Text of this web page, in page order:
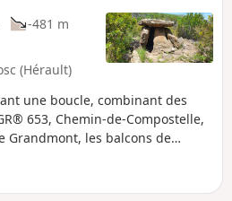
-481 m
(Hérault)
une boucle, combinant des
653, Chemin-de-Compostelle,
Grandmont, les balcons de